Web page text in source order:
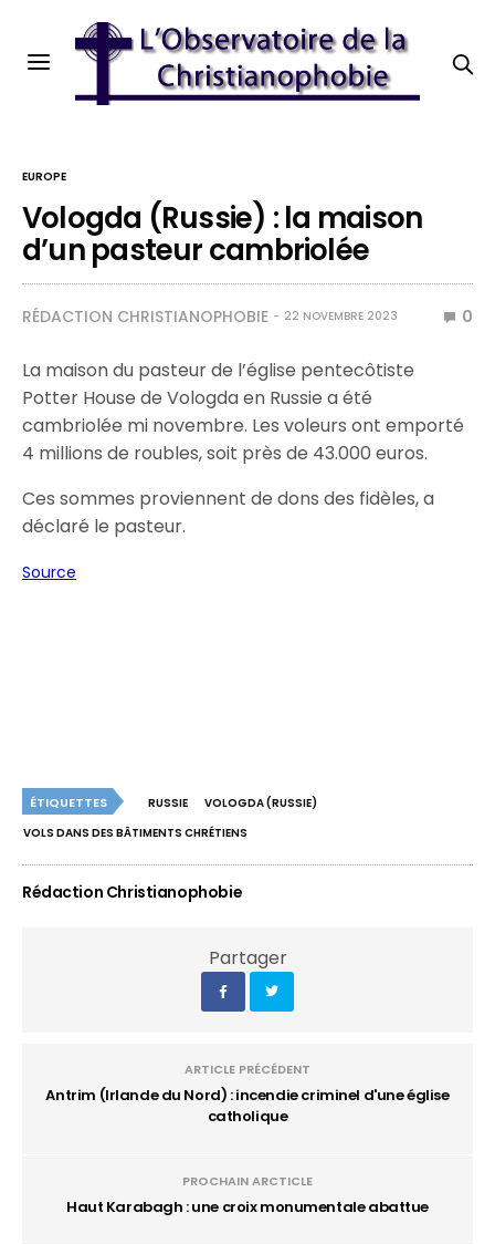
EUROPE
Vologda (Russie) : la maison
d’un pasteur cambriolée
RÉDACTION CHRISTIANOPHOBIE 22 NOVEMBRE 2023 0
La maison du pasteur de l’église pentecôtiste
Potter House de Vologda en Russie a été
cambriolée mi novembre. Les voleurs ont emporté
4 millions de roubles, soit près de 43.000 euros.
Ces sommes proviennent de dons des fidèles, a
déclaré le pasteur.
Source
ÉTIQUETTES RUSSIE
VOLOGDA (RUSSIE)
VOLS DANS DES BÂTIMENTS CHRÉTIENS
Rédaction Christianophobie
Partager
ARTICLE PRÉCÉDENT
Antrim (Irlande du Nord) : incendie criminel d'une église
catholique
PROCHAIN ARCTICLE
Haut Karabagh : une croix monumentale abattue